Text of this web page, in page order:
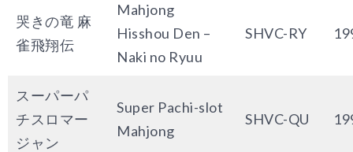
哭きの竜 麻
雀飛翔伝
Mahjong
Hisshou Den –
Naki no Ryuu
SHVC-RY
スーパーパ
チスロマー
ジャン
Super Pachi-slot
Mahjong
SHVC-QU